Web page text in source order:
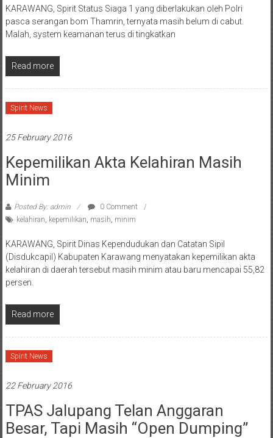
KARAWANG, Spirit Status Siaga 1 yang diberlakukan oleh Polri
pasca serangan bom Thamrin, ternyata masih belum di cabut.
Malah, system keamanan terus di tingkatkan
Read more
Spirit News
25 February 2016
Kepemilikan Akta Kelahiran Masih
Minim
Posted By: admin
0 Comment
kelahiran kepemilikan masih minim
KARAWANG, Spirit Dinas Kependudukan dan Catatan Sipil
(Disdukcapil) Kabupaten Karawang menyatakan kepemilikan akta
kelahiran di daerah tersebut masih minim atau baru mencapai 55,82
persen.
Read more
Spirit News
22 February 2016
TPAS Jalupang Telan Anggaran
Besar, Tapi Masih “Open Dumping”